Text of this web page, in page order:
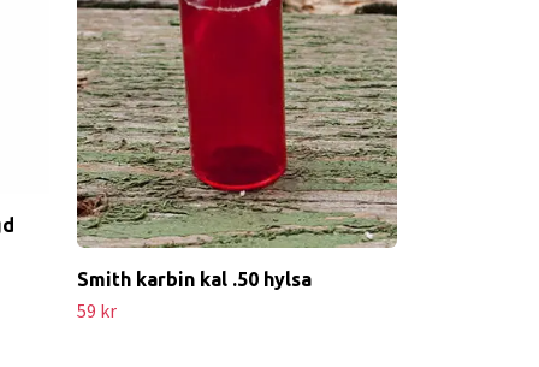
Smith karbin kal .50 hylsa
59 kr